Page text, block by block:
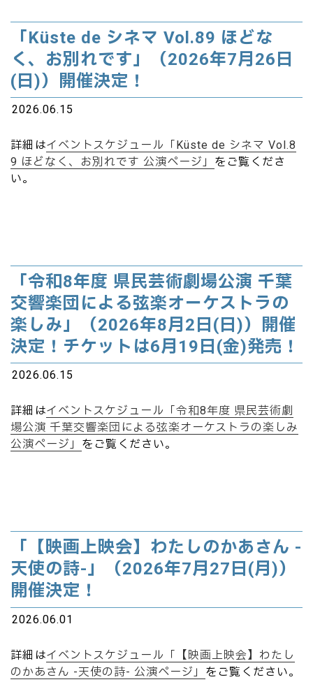
「Küste de シネマ Vol.89 ほどな
く、お別れです」（2026年7月26日
(日)）開催決定！
2026.06.15
詳細はイベントスケジュール「Küste de シネマ Vol.8
9 ほどなく、お別れです 公演ページ」 をご覧くださ
い。
「令和8年度 県民芸術劇場公演 千葉
交響楽団による弦楽オーケストラの
楽しみ」（2026年8月2日(日)）開催
決定！チケットは6月19日(金)発売！
2026.06.15
詳細はイベントスケジュール「令和8年度 県民芸術劇
場公演 千葉交響楽団による弦楽オーケストラの楽しみ
公演ページ」 をご覧ください。
「【映画上映会】わたしのかあさん -
天使の詩-」（2026年7月27日(月)）
開催決定！
2026.06.01
詳細はイベントスケジュール「【映画上映会】わたし
のかあさん -天使の詩- 公演ページ」 をご覧ください。